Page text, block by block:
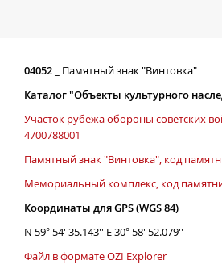
04052 _ Памятный знак "Винтовка"
Каталог "Объекты культурного
Участок рубежа обороны советских
4700788001
Памятный знак "Винтовка", код
Мемориальный комплекс, код
Координаты для GPS (WGS 84)
N 59° 54' 35.143'' E 30° 58' 52.079''
Файл в формате OZI Explorer